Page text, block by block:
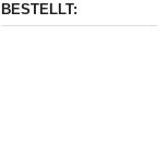
BESTELLT: